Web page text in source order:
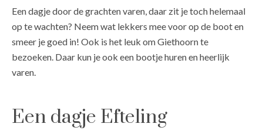
Een dagje door de grachten varen, daar zit je toch helemaal
op te wachten? Neem wat lekkers mee voor op de boot en
smeer je goed in! Ook is het leuk om Giethoorn te
bezoeken. Daar kun je ook een bootje huren en heerlijk
varen.
Een dagje Efteling